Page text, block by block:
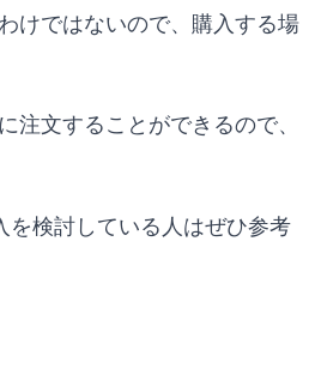
けではないので、購入する場
注文することができるので、
を検討している人はぜひ参考